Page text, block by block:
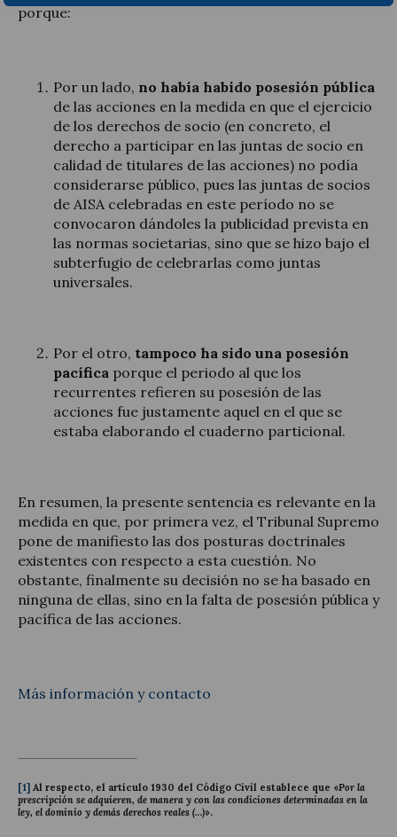
porque:
Por un lado, no había habido posesión pública
de las acciones en la medida en que el ejercicio
de los derechos de socio (en concreto, el
derecho a participar en las juntas de socio en
calidad de titulares de las acciones) no podía
considerarse público, pues las juntas de socios
de AISA celebradas en este período no se
convocaron dándoles la publicidad prevista en
las normas societarias, sino que se hizo bajo el
subterfugio de celebrarlas como juntas
universales.
Por el otro, tampoco ha sido una posesión
pacífica porque el periodo al que los
recurrentes refieren su posesión de las
acciones fue justamente aquel en el que se
estaba elaborando el cuaderno particional.
En resumen, la presente sentencia es relevante en la
medida en que, por primera vez, el Tribunal Supremo
pone de manifiesto las dos posturas doctrinales
existentes con respecto a esta cuestión. No
obstante, finalmente su decisión no se ha basado en
ninguna de ellas, sino en la falta de posesión pública y
pacífica de las acciones.
Más información y contacto
[1] Al respecto, el artículo 1930 del Código Civil establece que «Por la
prescripción se adquieren, de manera y con las condiciones determinadas en la
ley, el dominio y demás derechos reales (…)».